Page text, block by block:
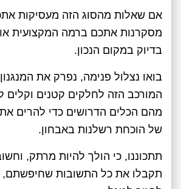
אם שאלות מהסוג הזה מעסיקות
מסקרנות אתכם ברמה המקצועית
בדיוק במקום הנכון.
בואו נצלול פנימה, נפרק את
המורכב הזה לחלקים קטנים וקלים
מהם הכלים הדרושים כדי להרים
של הוכחת רשלנות באבחון.
תתכוננו, כי הולך להיות מרתק,
תקבלו את כל התשובות שחיפשתם,